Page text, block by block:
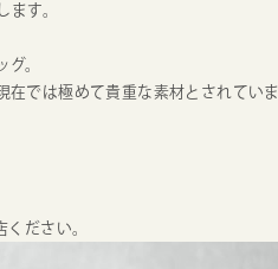
す。
。
では極めて貴重な素材とされていま
ださい。